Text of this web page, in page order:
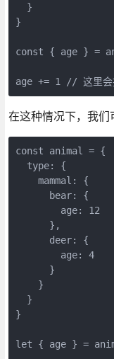
  }
}
const { age } =
age += 1 // 这里会
在这种情况下，我们
const animal = {
  type: {
    mammal: {
      bear: {
        age: 12
      },
      deer: {
        age: 4
      }
    }
  }
}
let { age } =